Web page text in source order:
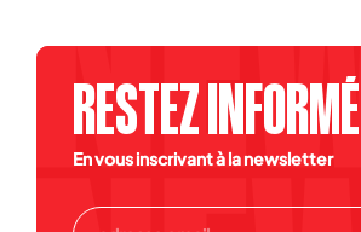
RESTEZ
En vous inscrivant à la newsletter